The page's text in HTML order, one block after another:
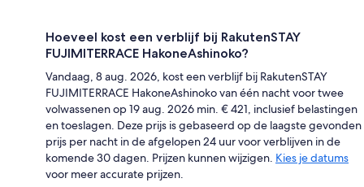
Hoeveel kost een verblijf bij RakutenSTAY
FUJIMITERRACE HakoneAshinoko?
Vandaag, 8 aug. 2026, kost een verblijf bij RakutenSTAY
FUJIMITERRACE HakoneAshinoko van één nacht voor twee
volwassenen op 19 aug. 2026 min. € 421, inclusief belastingen
en toeslagen. Deze prijs is gebaseerd op de laagste gevonden
prijs per nacht in de afgelopen 24 uur voor verblijven in de
komende 30 dagen. Prijzen kunnen wijzigen. Kies je datums
voor meer accurate prijzen.